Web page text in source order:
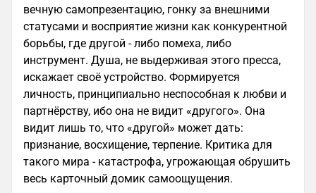
вечную самопрезентацию, гонку за внешними
статусами и восприятие жизни как конкурентной
борьбы, где другой - либо помеха, либо
инструмент. Душа, не выдерживая этого пресса,
искажает своё устройство. Формируется
личность, принципиально неспособная к любви и
партнёрству, ибо она не видит «другого». Она
видит лишь то, что «другой» может дать:
признание, восхищение, терпение. Критика для
такого мира - катастрофа, угрожающая обрушить
весь карточный домик самоощущения.